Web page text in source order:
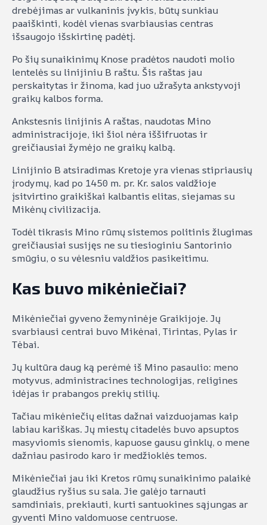
drebėjimas ar vulkaninis įvykis, būtų sunkiau
paaiškinti, kodėl vienas svarbiausias centras
išsaugojo išskirtinę padėtį.
Po šių sunaikinimų Knose pradėtos naudoti molio
lentelės su linijiniu B raštu. Šis raštas jau
perskaitytas ir žinoma, kad juo užrašyta ankstyvoji
graikų kalbos forma.
Ankstesnis linijinis A raštas, naudotas Mino
administracijoje, iki šiol nėra iššifruotas ir
greičiausiai žymėjo ne graikų kalbą.
Linijinio B atsiradimas Kretoje yra vienas stipriausių
įrodymų, kad po 1450 m. pr. Kr. salos valdžioje
įsitvirtino graikiškai kalbantis elitas, siejamas su
Mikėnų civilizacija.
Todėl tikrasis Mino rūmų sistemos politinis žlugimas
greičiausiai susijęs ne su tiesioginiu Santorinio
smūgiu, o su vėlesniu valdžios pasikeitimu.
Kas buvo mikėniečiai?
Mikėniečiai gyveno žemyninėje Graikijoje. Jų
svarbiausi centrai buvo Mikėnai, Tirintas, Pylas ir
Tėbai.
Jų kultūra daug ką perėmė iš Mino pasaulio: meno
motyvus, administracines technologijas, religines
idėjas ir prabangos prekių stilių.
Tačiau mikėniečių elitas dažnai vaizduojamas kaip
labiau kariškas. Jų miestų citadelės buvo apsuptos
masyviomis sienomis, kapuose gausu ginklų, o mene
dažniau pasirodo karo ir medžioklės temos.
Mikėniečiai jau iki Kretos rūmų sunaikinimo palaikė
glaudžius ryšius su sala. Jie galėjo tarnauti
samdiniais, prekiauti, kurti santuokines sąjungas ar
gyventi Mino valdomuose centruose.